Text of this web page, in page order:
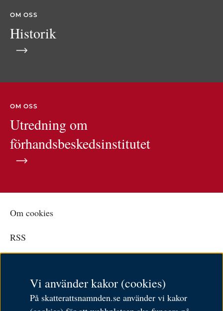
Vi använder kakor (cookies)
På skatterattsnamnden.se använder vi kakor
OM OSS
Historik
OM OSS
Utredning om
förhandsbeskedsinstitutet
Om cookies
RSS
Tillgänglighetsredogörelse